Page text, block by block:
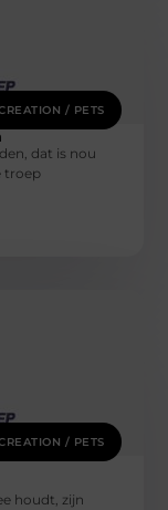
/ PETS
dat is nou
troep
/ PETS
houdt, zijn